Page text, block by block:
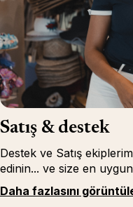
Satış & destek
Destek ve Satış
edinin... ve size en
Daha fazlasını